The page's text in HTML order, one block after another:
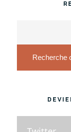
Recherche